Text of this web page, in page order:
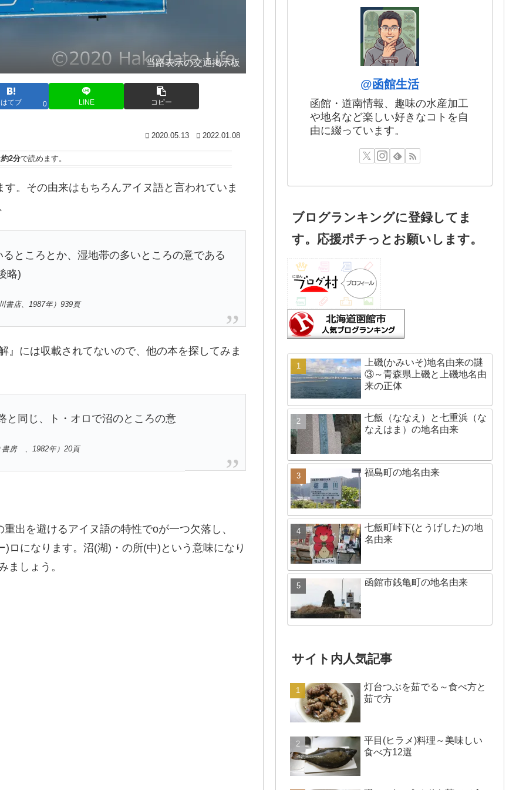
当路表示の交通掲示板
はてブ 0 LINE コピー
2020.05.13 2022.01.08
約2分で読めます。
。その由来はもちろんアイヌ語と言われていま
ところとか、湿地帯の多いところの意である
略)
店、1987年）939頁
』には収載されてないので、他の本を探してみま
と同じ、ト・オロで沼のところの意
房 、1982年）20頁
出を避けるアイヌ語の特性でoが一つ欠落し、
になります。沼(湖)・の所(中)という意味になり
ましょう。
@函館生活
函館・道南情報、趣味の水産加工
や地名など楽しい好きなコトを自
由に綴っています。
ブログランキングに登録してま
す。応援ポチっとお願いします。
上磯(かみいそ)地名由来の謎
③～青森県上磯と上磯地名由
来の正体
七飯（ななえ）と七重浜（な
なえはま）の地名由来
福島町の地名由来
七飯町峠下(とうげした)の地
名由来
函館市銭亀町の地名由来
サイト内人気記事
灯台つぶを茹でる～食べ方と
茹で方
平目(ヒラメ)料理～美味しい
食べ方12選